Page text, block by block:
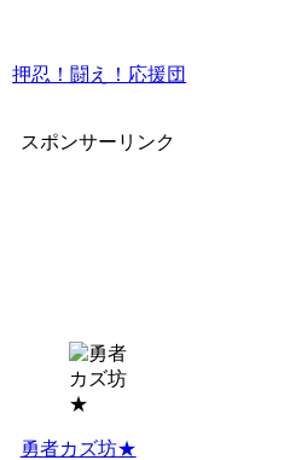
押忍！闘え！応援団
スポンサーリンク
勇者カズ坊★